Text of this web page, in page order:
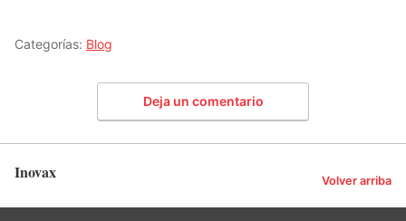
Categorías: Blog
Deja un comentario
Inovax Volver arriba